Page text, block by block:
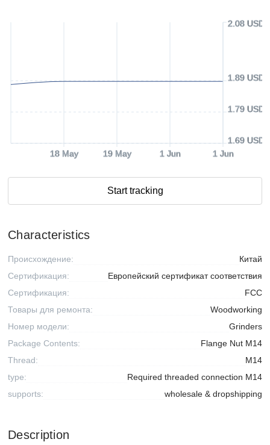
18 May 19 May 1 Jun 1 Jun
1.69 USD
1.79 USD
1.89 USD
2.08 USD
Start tracking
Characteristics
Происхождение:
Китай
Сертификация:
Европейский сертификат соответствия
Сертификация:
FCC
Товары для ремонта:
Woodworking
Номер модели:
Grinders
Package Contents:
Flange Nut M14
Thread:
M14
type:
Required threaded connection M14
supports:
wholesale & dropshipping
Description